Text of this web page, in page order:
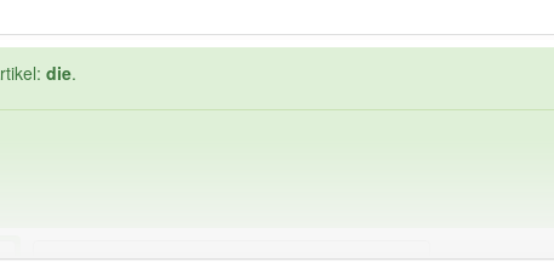
die.
Häufigkeit: 2 von 10